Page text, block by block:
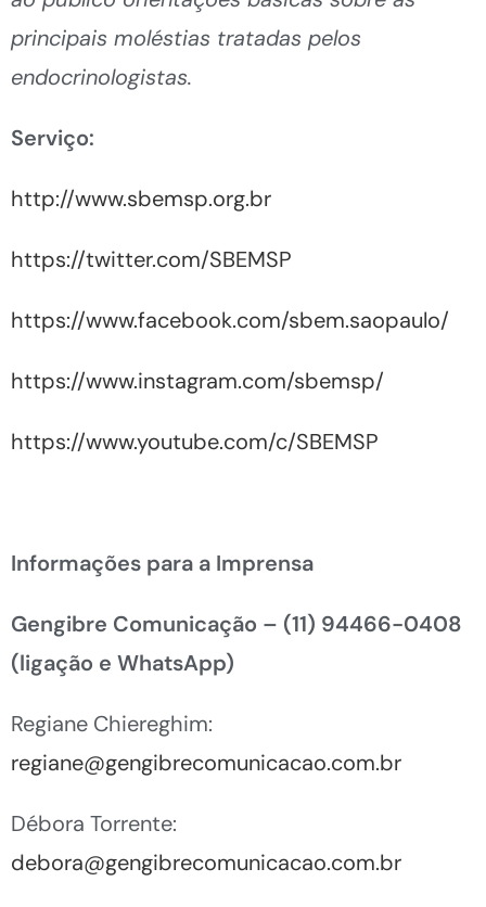
principais moléstias tratadas pelos
endocrinologistas.
Serviço:
http://www.sbemsp.org.br
https://twitter.com/SBEMSP
https://www.facebook.com/sbem.saopaulo/
https://www.instagram.com/sbemsp/
https://www.youtube.com/c/SBEMSP
Informações para a Imprensa
Gengibre Comunicação – (11) 94466-0408
(ligação e WhatsApp)
Regiane Chiereghim:
regiane@gengibrecomunicacao.com.br
Débora Torrente:
debora@gengibrecomunicacao.com.br